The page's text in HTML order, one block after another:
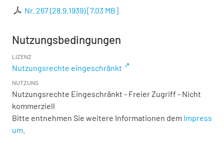
Nr. 267 (28.9.1939)[7,03 MB]
Nutzungsbedingungen
LIZENZ
Nutzungsrechte eingeschränkt
NUTZUNG
Nutzungsrechte Eingeschränkt - Freier Zugriff - Nicht
kommerziell
Bitte entnehmen Sie weitere Informationen dem Impress
um